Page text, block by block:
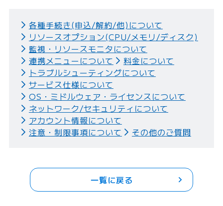
各種手続き(申込/解約/他)について
リソースオプション(CPU/メモリ/ディスク)
監視・リソースモニタについて
連携メニューについて
料金について
トラブルシューティングについて
サービス仕様について
OS・ミドルウェア・ライセンスについて
ネットワーク/セキュリティについて
アカウント情報について
注意・制限事項について
その他のご質問
一覧に戻る